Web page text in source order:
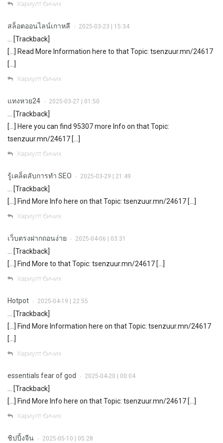
Хариулт бичих
สล็อตออนไลน์เกาหลี • 2025-03-23 | 15:34
… [Trackback]
[…] Read More Information here to that Topic: tsenzuur.mn/24617
[…]
Хариулт бичих
แทงหวย24 • 2025-03-27 | 01:50
… [Trackback]
[…] Here you can find 95307 more Info on that Topic:
tsenzuur.mn/24617 […]
Хариулт бичих
รู้เคล็ดลับการทำ SEO • 2025-03-29 | 21:49
… [Trackback]
[…] Find More Info here on that Topic: tsenzuur.mn/24617 […]
Хариулт бичих
เว็บตรงฝากถอนง่าย • 2025-04-06 | 03:31
… [Trackback]
[…] Find More to that Topic: tsenzuur.mn/24617 […]
Хариулт бичих
Hotpot • 2025-04-19 | 22:55
… [Trackback]
[…] Find More Information here on that Topic: tsenzuur.mn/24617
[…]
Хариулт бичих
essentials fear of god • 2025-04-20 | 00:04
… [Trackback]
[…] Find More Info here on that Topic: tsenzuur.mn/24617 […]
Хариулт бичих
ชิปปิ้งจีน • 2025-05-10 | 05:28